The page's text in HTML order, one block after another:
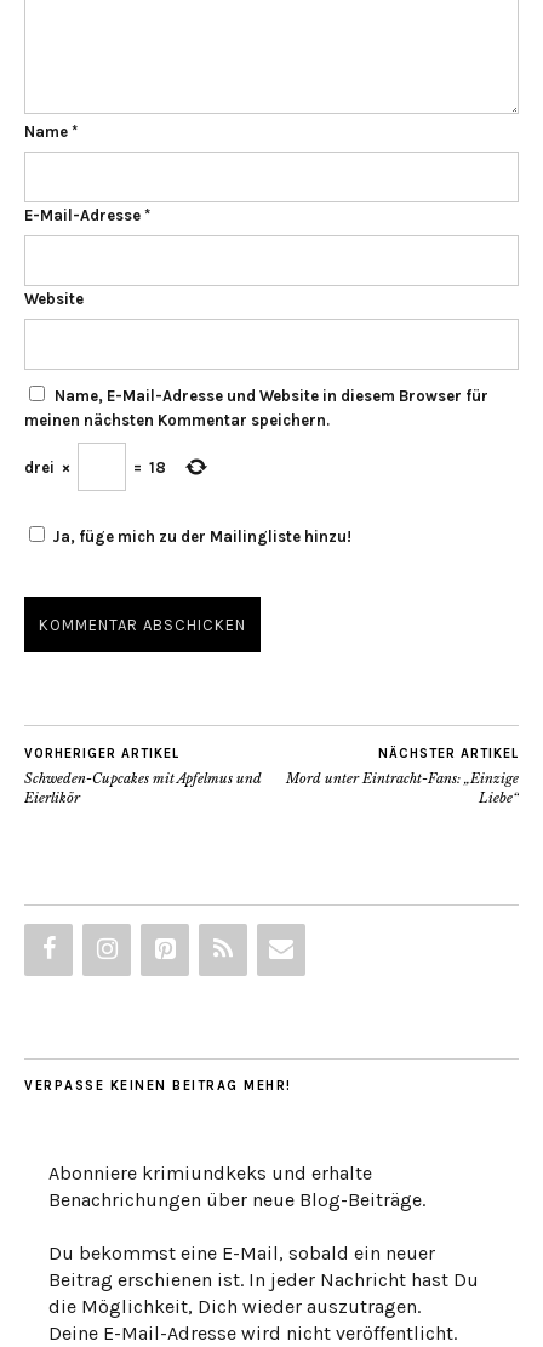
Name *
E-Mail-Adresse *
Website
Name, E-Mail-Adresse und Website in diesem Browser für
meinen nächsten Kommentar speichern.
drei × = 18
Ja, füge mich zu der Mailingliste hinzu!
VORHERIGER ARTIKEL
Schweden-Cupcakes mit Apfelmus und
Eierlikör
NÄCHSTER ARTIKEL
Mord unter Eintracht-Fans: „Einzige
Liebe“
VERPASSE KEINEN BEITRAG MEHR!
Abonniere krimiundkeks und erhalte
Benachrichungen über neue Blog-Beiträge.
Du bekommst eine E-Mail, sobald ein neuer
Beitrag erschienen ist. In jeder Nachricht hast Du
die Möglichkeit, Dich wieder auszutragen.
Deine E-Mail-Adresse wird nicht veröffentlicht.